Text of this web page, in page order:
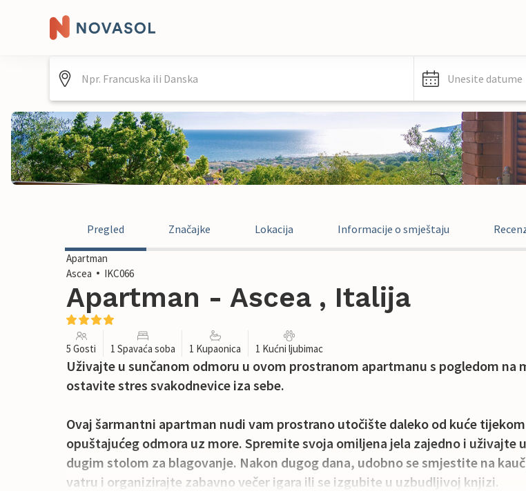
Unesite datume
Pregled Značajke Lokacija Informacije o smještaju
Apartman
Ascea
IKC066
Apartman - Ascea , Italija
5 Gosti 1 Spavaća soba 1 Kupaonica 1 Kućni ljubimac
Uživajte u sunčanom odmoru u ovom prostranom apartmanu s pogledom na
ostavite stres svakodnevice iza sebe.
Ovaj šarmantni apartman nudi vam prostrano utočište daleko od kuće tijekom
opuštajućeg odmora uz more. Spremite svoja omiljena jela zajedno i uživajte
dugim stolom za blagovanje. Nakon dugog dana, udobno se smjestite na
vatru i organizirajte zabavno večer igara ili se izgubite u uzbudljivoj knjizi.